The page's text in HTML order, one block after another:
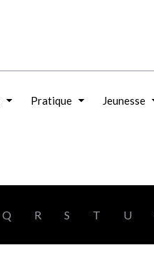
Pratique Jeunesse
Q R S T U